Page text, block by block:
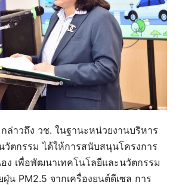
กล่าวถึง วช. ในฐานะหน่วยงานบริหาร
วัตกรรม ได้ให้การสนับสนุนโครงการ
ง เพื่อพัฒนาเทคโนโลยีและนวัตกรรม
น PM2.5 จากเครื่องยนต์ดีเซล การ